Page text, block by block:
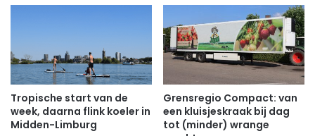
Tropische start van de
week, daarna flink koeler in
Midden-Limburg
Grensregio Compact: van
een kluisjeskraak bij dag
tot (minder) wrange